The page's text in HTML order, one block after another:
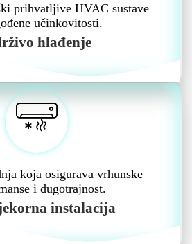
prihvatljive HVAC sustave
učinkovitosti.
hlađenje
koja osigurava vrhunske
i dugotrajnost.
instalacija